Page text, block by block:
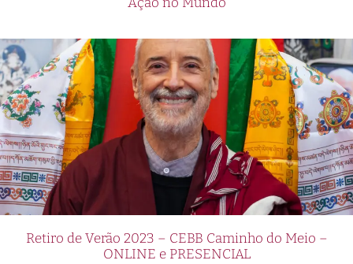
Retiro de Verão 2023 – CEBB Caminho do Meio –
ONLINE e PRESENCIAL